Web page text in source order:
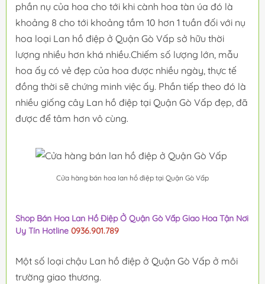
phần nụ của hoa cho tới khi cành hoa tàn úa đó là
khoảng 8 cho tới khoảng tầm 10 hơn 1 tuần đối với nụ
hoa loại Lan hồ điệp ở Quận Gò Vấp sở hữu thời
lượng nhiều hơn khá nhiều.Chiếm số lượng lớn, mẫu
hoa ấy có vẻ đẹp của hoa được nhiều ngày, thực tế
đồng thời sẽ chứng minh việc ấy. Phần tiếp theo đó là
nhiều giống cây Lan hồ điệp tại Quận Gò Vấp đẹp, đã
được để tâm hơn vô cùng.
Cửa hàng bán hoa lan hồ điệp tại Quận Gò Vấp
Shop Bán Hoa Lan Hồ Điệp Ở Quận Gò Vấp Giao Hoa Tận Nơi
Uy Tín Hotline 0936.901.789
Một số loại chậu Lan hồ điệp ở Quận Gò Vấp ở môi
trường giao thương.